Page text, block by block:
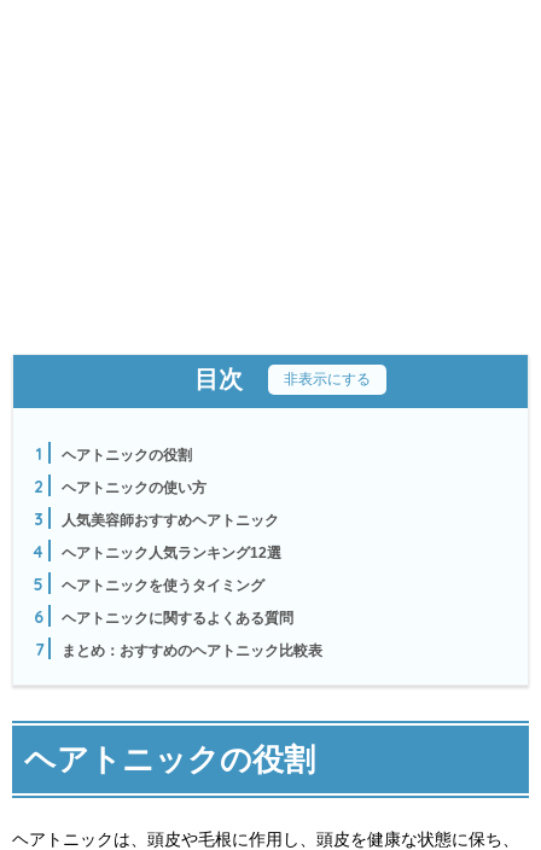
目次 非表示にする
1 ヘアトニックの役割
2 ヘアトニックの使い方
3 人気美容師おすすめヘアトニック
4 ヘアトニック人気ランキング12選
5 ヘアトニックを使うタイミング
6 ヘアトニックに関するよくある質問
7 まとめ：おすすめのヘアトニック比較表
ヘアトニックの役割
ヘアトニックは、頭皮や毛根に作用し、頭皮を健康な状態に保ち、